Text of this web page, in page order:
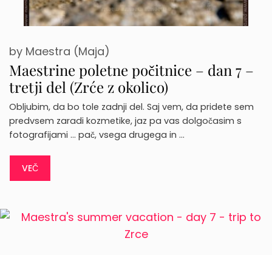
Maestrine poletne počitnice – dan 7 –
tretji del (Zrće z okolico)
by Maestra (Maja)
Obljubim, da bo tole zadnji del. Saj vem, da pridete sem
predvsem zaradi kozmetike, jaz pa vas dolgočasim s
fotografijami … pač, vsega drugega in …
VEČ